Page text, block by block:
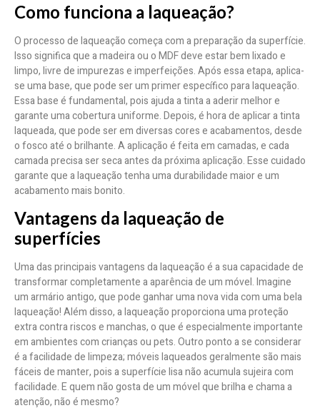
Como funciona a laqueação?
O processo de laqueação começa com a preparação da superfície.
Isso significa que a madeira ou o MDF deve estar bem lixado e
limpo, livre de impurezas e imperfeições. Após essa etapa, aplica-
se uma base, que pode ser um primer específico para laqueação.
Essa base é fundamental, pois ajuda a tinta a aderir melhor e
garante uma cobertura uniforme. Depois, é hora de aplicar a tinta
laqueada, que pode ser em diversas cores e acabamentos, desde
o fosco até o brilhante. A aplicação é feita em camadas, e cada
camada precisa ser seca antes da próxima aplicação. Esse cuidado
garante que a laqueação tenha uma durabilidade maior e um
acabamento mais bonito.
Vantagens da laqueação de
superfícies
Uma das principais vantagens da laqueação é a sua capacidade de
transformar completamente a aparência de um móvel. Imagine
um armário antigo, que pode ganhar uma nova vida com uma bela
laqueação! Além disso, a laqueação proporciona uma proteção
extra contra riscos e manchas, o que é especialmente importante
em ambientes com crianças ou pets. Outro ponto a se considerar
é a facilidade de limpeza; móveis laqueados geralmente são mais
fáceis de manter, pois a superfície lisa não acumula sujeira com
facilidade. E quem não gosta de um móvel que brilha e chama a
atenção, não é mesmo?